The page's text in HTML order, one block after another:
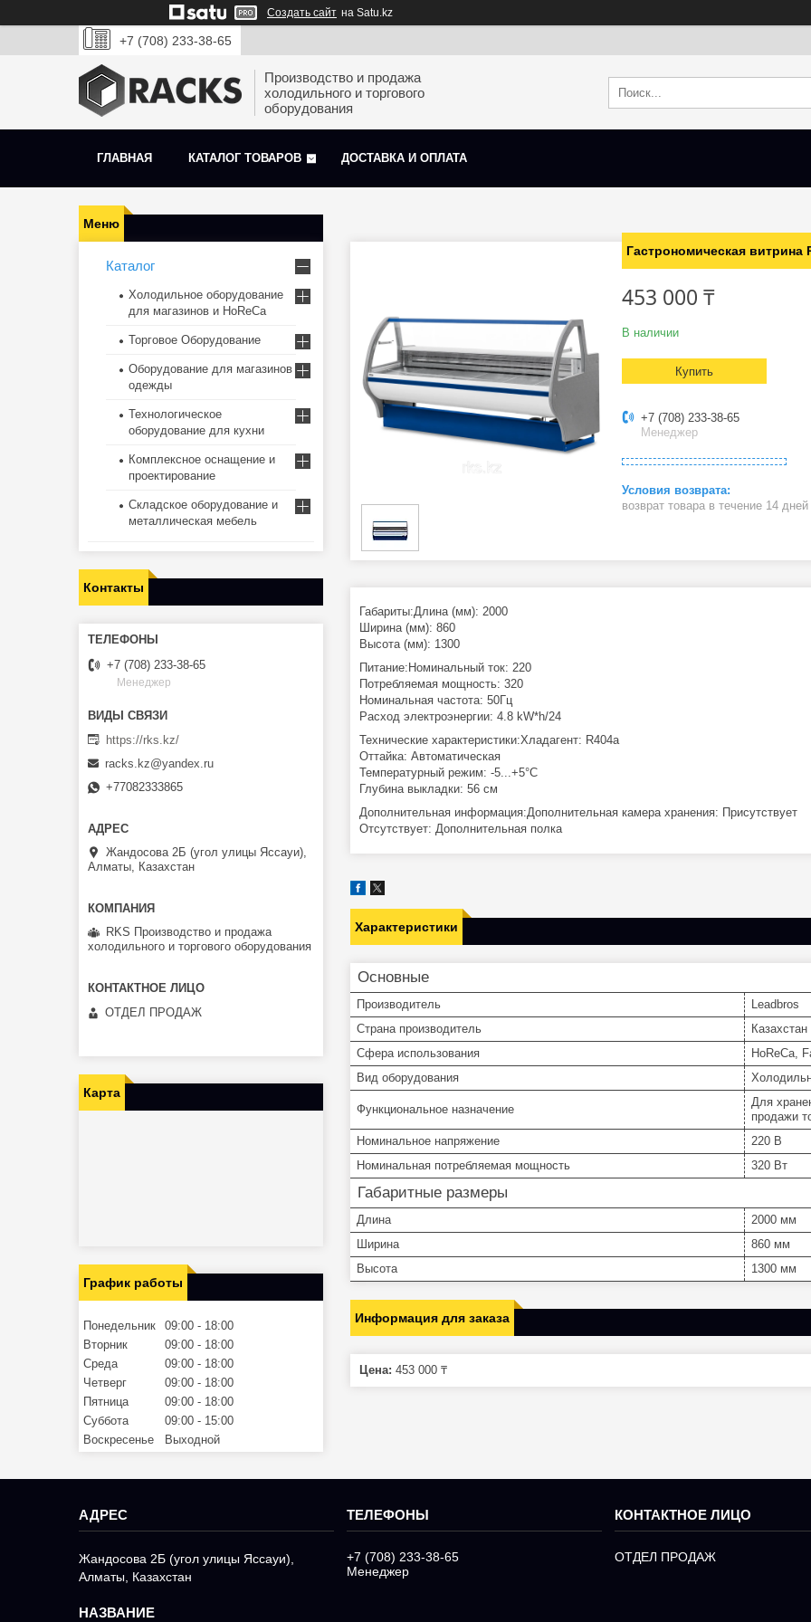
Создать сайт на Satu.kz
+7 (708) 233-38-65
Производство и продажа
холодильного и торгового
оборудования
ГЛАВНАЯ КАТАЛОГ ТОВАРОВ ДОСТАВКА И ОПЛАТА
Гастрономическая витрина
453 000 ₸
В наличии
Купить
+7 (708) 233-38-65
Менеджер
возврат товара в течение 14 дней
Габариты:Длина (мм): 2000
Ширина (мм): 860
Высота (мм): 1300
Питание:Номинальный ток: 220
Потребляемая мощность: 320
Номинальная частота: 50Гц
Расход электроэнергии: 4.8 kW*h/24
Технические характеристики:Хладагент: R404a
Оттайка: Автоматическая
Температурный режим: -5...+5°C
Глубина выкладки: 56 см
Дополнительная информация:Дополнительная камера хранения: Присутствует
Отсутствует: Дополнительная полка
Характеристики
Основные
Производитель
Leadbros
Страна производитель
Казахстан
Сфера использования
HoReCa,
Вид оборудования
Функциональное назначение
Для
продажи
Номинальное напряжение
220 В
Номинальная потребляемая мощность
320 Вт
Габаритные размеры
Длина
2000 мм
Ширина
860 мм
Высота
1300 мм
Информация для заказа
Цена: 453 000 ₸
Каталог
Холодильное оборудование
для магазинов и HoReCa
Торговое Оборудование
Оборудование для магазинов
одежды
Технологическое
оборудование для кухни
Комплексное оснащение и
проектирование
Складское оборудование и
металлическая мебель
Контакты
+7 (708) 233-38-65
Менеджер
https://rks.kz/
racks.kz@yandex.ru
+77082333865
Жандосова 2Б (угол улицы Яссауи),
Алматы, Казахстан
RKS Производство и продажа
холодильного и торгового оборудования
ОТДЕЛ ПРОДАЖ
Карта
График работы
Понедельник 09:00
18:00
Вторник
09:00
18:00
Среда
09:00
18:00
Четверг
09:00
18:00
Пятница
09:00
18:00
Суббота
09:00
15:00
Воскресенье
Выходной
Жандосова 2Б (угол улицы Яссауи),
Алматы, Казахстан
+7 (708) 233-38-65
Менеджер
ОТДЕЛ ПРОДАЖ